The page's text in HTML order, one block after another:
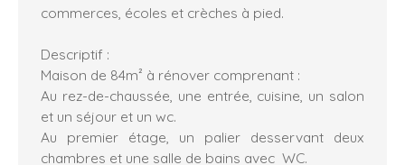
commerces, écoles et crèches à pied.
Descriptif :
Maison de 84m² à rénover comprenant :
Au rez-de-chaussée, une entrée, cuisine, un salon
et un séjour et un wc.
Au premier étage, un palier desservant deux
chambres et une salle de bains avec WC.